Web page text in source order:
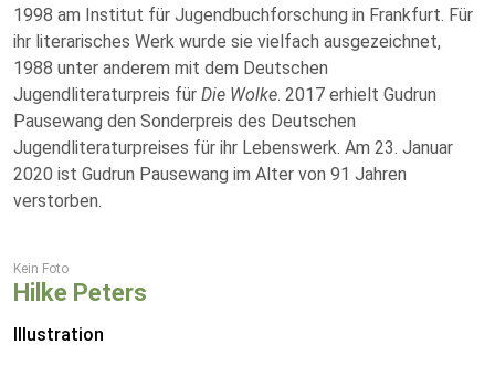
1998 am Institut für Jugendbuchforschung in Frankfurt. Für
ihr literarisches Werk wurde sie vielfach ausgezeichnet,
1988 unter anderem mit dem Deutschen
Jugendliteraturpreis für Die Wolke. 2017 erhielt Gudrun
Pausewang den Sonderpreis des Deutschen
Jugendliteraturpreises für ihr Lebenswerk. Am 23. Januar
2020 ist Gudrun Pausewang im Alter von 91 Jahren
verstorben.
Kein Foto
Hilke Peters
Illustration